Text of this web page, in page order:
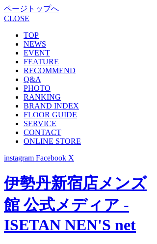
ページトップへ
CLOSE
TOP
NEWS
EVENT
FEATURE
RECOMMEND
Q&A
PHOTO
RANKING
BRAND INDEX
FLOOR GUIDE
SERVICE
CONTACT
ONLINE STORE
instagram Facebook X
伊勢丹新宿店メンズ
館 公式メディア -
ISETAN NEN'S net